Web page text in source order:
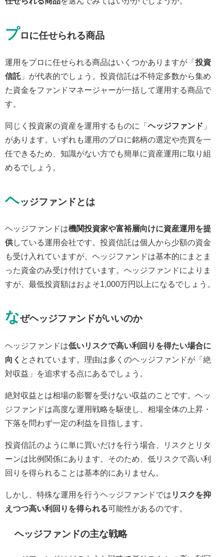
プロに任せられる商品
運用をプロに任せられる商品はいくつかありますが「 投資
信託 」が代表的でしょう。投資信託は不特定多数から集め
た資金をファンドマネージャーが一括して運用する商品で
す。
同じく投資家の資産を運用するものに「 ヘッジファンド 」
があります。いずれも運用のプロに銘柄の選定や売買を一
任できるため、知識がない方でも簡単に資産運用に取り組
めるでしょう。
ヘッジファンドとは
ヘッジファンドは機関投資家や富裕層向けに資産運用を提
供している運用会社です。投資信託は個人から少額の資金
も受け入れていますが、ヘッジファンドは基本的にまとま
った資金のみ受け付けています。ヘッジファンドによりま
すが、最低投資額はおよそ1,000万円以上になるでしょう。
なぜヘッジファンドがいいのか
ヘッジファンドは低いリスクで高い利回りを得たい場合に
向く とされています。理由は多くのヘッジファンドが「絶
対収益」を追求する点にあるでしょう。
絶対収益とは相場の影響を受けない収益のことです。ヘッ
ジファンドは高度な運用戦略を駆使し、相場全体の上昇・
下落を問わず一定の利益を目指します。
投資信託のように単に買いだけを行う場合、リスクとリタ
ーンは比例関係にあります。そのため、低リスクで高い利
回りを得られることは基本的にありません。
しかし、特殊な運用を行うヘッジファンドでは リスクを抑
えつつ高い利回りを得られる可能性があるのです。
ヘッジファンドの主な戦略